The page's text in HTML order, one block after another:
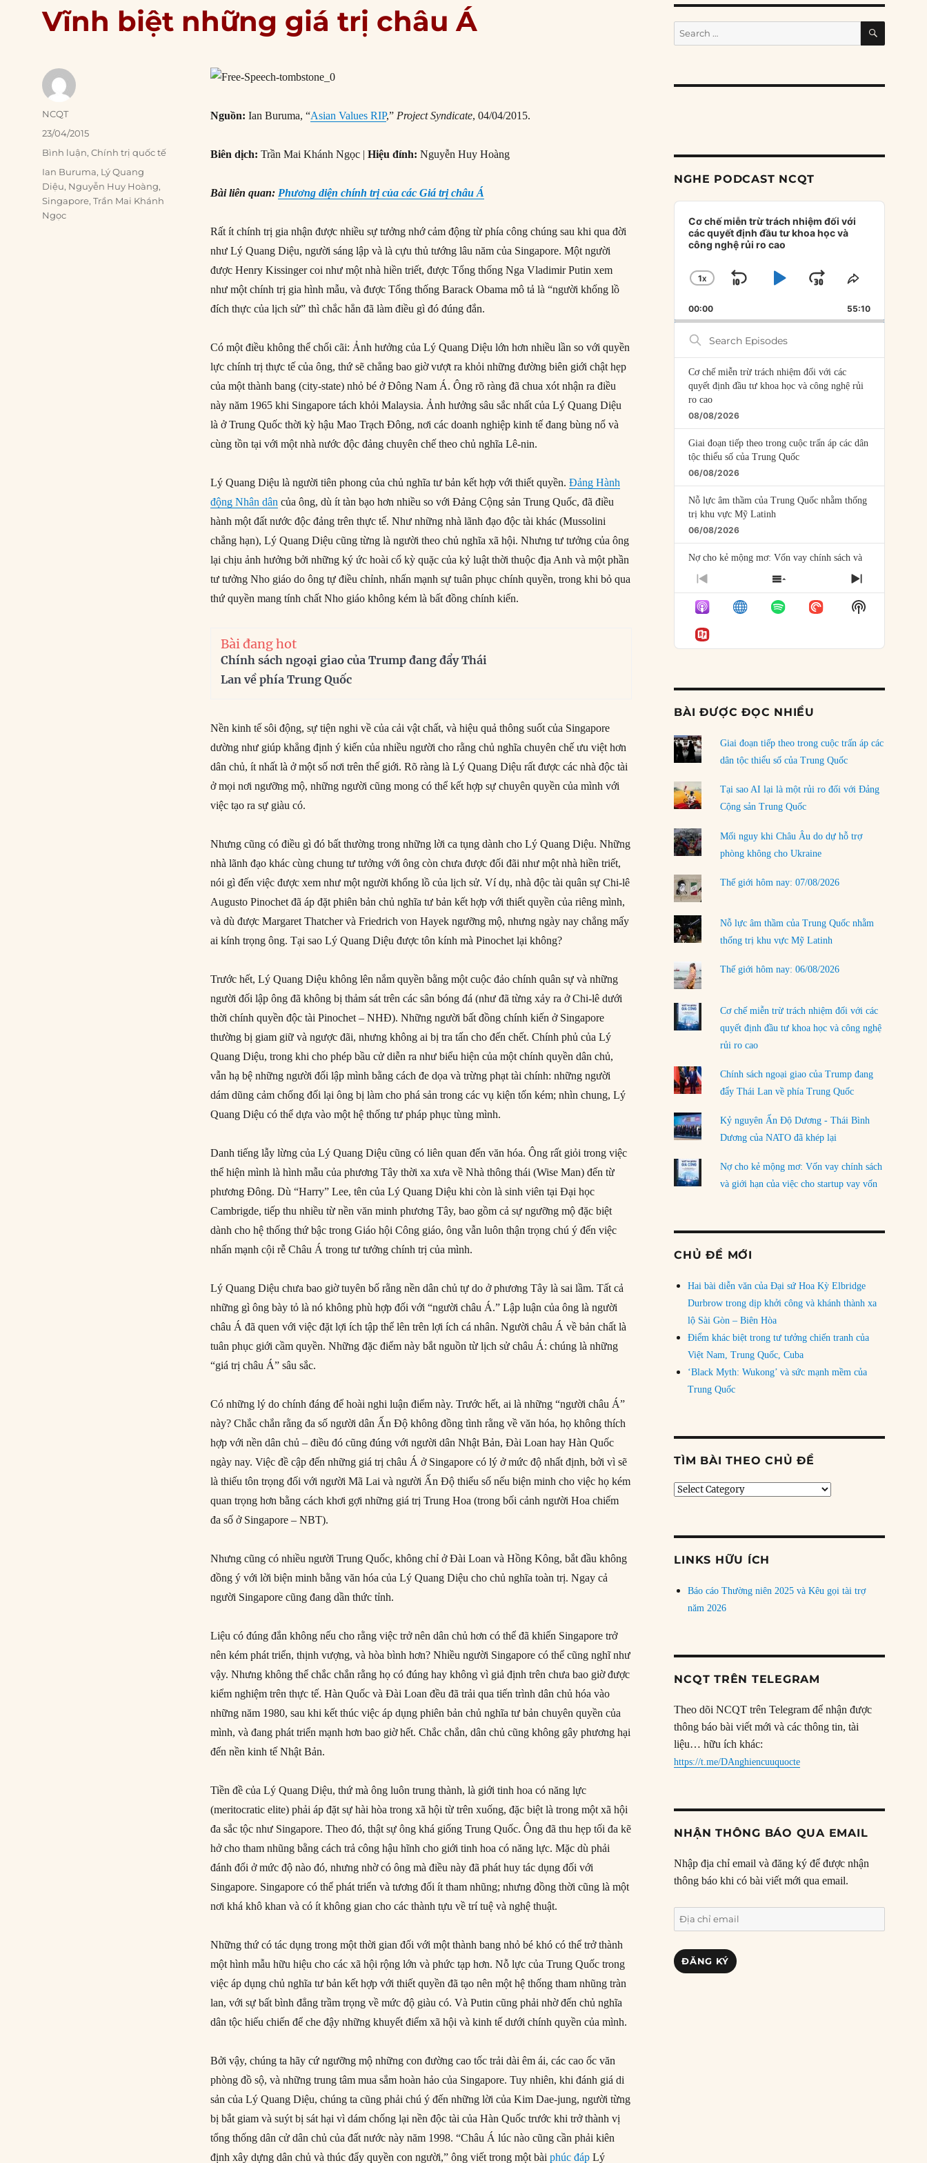
Vĩnh biệt những giá trị châu Á
Nguồn: Ian Buruma, “Asian Values RIP,”Project Syndicate, 04/04/2015.
Biên dịch: Trần Mai Khánh Ngọc |Hiệu đính: Nguyễn Huy Hoàng
Bài liên quan:Phương diện chính trị của các Giá trị châu Á
Rất ít chính trị gia nhận được nhiều sự tưởng nhớ cảm động từ phía công chúng sau khi qua đời
như Lý Quang Diệu, người sáng lập và là cựu thủ tướng lâu năm của Singapore. Một người
được Henry Kissinger coi như một nhà hiền triết, được Tổng thống Nga Vladimir Putin xem
như một chính trị gia hình mẫu, và được Tổng thống Barack Obama mô tả là “người khổng lồ
đích thực của lịch sử” thì chắc hẳn đã làm điều gì đó đúng đắn.
Có một điều không thể chối cãi: Ảnh hưởng của Lý Quang Diệu lớn hơn nhiều lần so với quyền
lực chính trị thực tế của ông, thứ sẽ chẳng bao giờ vượt ra khỏi những đường biên giới chật hẹp
của một thành bang (city-state) nhỏ bé ở Đông Nam Á. Ông rõ ràng đã chua xót nhận ra điều
này năm 1965 khi Singapore tách khỏi Malaysia. Ảnh hưởng sâu sắc nhất của Lý Quang Diệu
là ở Trung Quốc thời kỳ hậu Mao Trạch Đông, nơi các doanh nghiệp kinh tế đang bùng nổ và
cùng tồn tại với một nhà nước độc đảng chuyên chế theo chủ nghĩa Lê-nin.
Lý Quang Diệu là người tiên phong của chủ nghĩa tư bản kết hợp với thiết quyền.Đảng Hành
động Nhân dân của ông, dù ít tàn bạo hơn nhiều so với Đảng Cộng sản Trung Quốc, đã điều
hành một đất nước độc đảng trên thực tế. Như những nhà lãnh đạo độc tài khác (Mussolini
chẳng hạn), Lý Quang Diệu cũng từng là người theo chủ nghĩa xã hội. Nhưng tư tưởng của ông
lại chịu ảnh hưởng bởi những ký ức hoài cổ kỳ quặc của kỷ luật thời thuộc địa Anh và một phần
tư tưởng Nho giáo do ông tự điều chỉnh, nhấn mạnh sự tuân phục chính quyền, trong khi bỏ qua
thứ quyền mang tính chất Nho giáo không kém là bất đồng chính kiến.
Bài đang hot
Chính sách ngoại giao của Trump đang đẩy Thái
Lan về phía Trung Quốc
Nền kinh tế sôi động, sự tiện nghi về của cải vật chất, và hiệu quả thông suốt của Singapore
dường như giúp khẳng định ý kiến của nhiều người cho rằng chủ nghĩa chuyên chế ưu việt hơn
dân chủ, ít nhất là ở một số nơi trên thế giới. Rõ ràng là Lý Quang Diệu rất được các nhà độc tài
ở mọi nơi ngưỡng mộ, những người cũng mong có thể kết hợp sự chuyên quyền của mình với
việc tạo ra sự giàu có.
Nhưng cũng có điều gì đó bất thường trong những lời ca tụng dành cho Lý Quang Diệu. Những
nhà lãnh đạo khác cùng chung tư tưởng với ông còn chưa được đối đãi như một nhà hiền triết,
nói gì đến việc được xem như một người khổng lồ của lịch sử. Ví dụ, nhà độc tài quân sự Chi-lê
Augusto Pinochet đã áp đặt phiên bản chủ nghĩa tư bản kết hợp với thiết quyền của riêng mình,
và dù được Margaret Thatcher và Friedrich von Hayek ngưỡng mộ, nhưng ngày nay chẳng mấy
ai kính trọng ông. Tại sao Lý Quang Diệu được tôn kính mà Pinochet lại không?
Trước hết, Lý Quang Diệu không lên nắm quyền bằng một cuộc đảo chính quân sự và những
người đối lập ông đã không bị thảm sát trên các sân bóng đá (như đã từng xảy ra ở Chi-lê dưới
thời chính quyền độc tài Pinochet – NHĐ). Những người bất đồng chính kiến ở Singapore
thường bị giam giữ và ngược đãi, nhưng không ai bị tra tấn cho đến chết. Chính phủ của Lý
Quang Diệu, trong khi cho phép bầu cử diễn ra như biểu hiện của một chính quyền dân chủ,
vẫn hạ bệ những người đối lập mình bằng cách đe dọa và trừng phạt tài chính: những người
dám dũng cảm chống đối lại ông bị làm cho phá sản trong các vụ kiện tốn kém; nhìn chung, Lý
Quang Diệu có thể dựa vào một hệ thống tư pháp phục tùng mình.
Danh tiếng lẫy lừng của Lý Quang Diệu cũng có liên quan đến văn hóa. Ông rất giỏi trong việc
thể hiện mình là hình mẫu của phương Tây thời xa xưa về Nhà thông thái (Wise Man) đến từ
phương Đông. Dù “Harry” Lee, tên của Lý Quang Diệu khi còn là sinh viên tại Đại học
Cambrigde, tiếp thu nhiều từ nền văn minh phương Tây, bao gồm cả sự ngưỡng mộ đặc biệt
dành cho hệ thống thứ bậc trong Giáo hội Công giáo, ông vẫn luôn thận trọng chú ý đến việc
nhấn mạnh cội rễ Châu Á trong tư tưởng chính trị của mình.
Lý Quang Diệu chưa bao giờ tuyên bố rằng nền dân chủ tự do ở phương Tây là sai lầm. Tất cả
những gì ông bày tỏ là nó không phù hợp đối với “người châu Á.” Lập luận của ông là người
châu Á đã quen với việc đặt lợi ích tập thể lên trên lợi ích cá nhân. Người châu Á về bản chất là
tuân phục giới cầm quyền. Những đặc điểm này bắt nguồn từ lịch sử châu Á: chúng là những
“giá trị châu Á” sâu sắc.
Có những lý do chính đáng để hoài nghi luận điểm này. Trước hết, ai là những “người châu Á”
này? Chắc chắn rằng đa số người dân Ấn Độ không đồng tình rằng về văn hóa, họ không thích
hợp với nền dân chủ – điều đó cũng đúng với người dân Nhật Bản, Đài Loan hay Hàn Quốc
ngày nay. Việc đề cập đến những giá trị châu Á ở Singapore có lý ở mức độ nhất định, bởi vì sẽ
là thiếu tôn trọng đối với người Mã Lai và người Ấn Độ thiểu số nếu biện minh cho việc họ kém
quan trọng hơn bằng cách khơi gợi những giá trị Trung Hoa (trong bối cảnh người Hoa chiếm
đa số ở Singapore – NBT).
Nhưng cũng có nhiều người Trung Quốc, không chỉ ở Đài Loan và Hồng Kông, bắt đầu không
đồng ý với lời biện minh bằng văn hóa của Lý Quang Diệu cho chủ nghĩa toàn trị. Ngay cả
người Singapore cũng đang dần thức tỉnh.
Liệu có đúng đắn không nếu cho rằng việc trở nên dân chủ hơn có thể đã khiến Singapore trở
nên kém phát triển, thịnh vượng, và hòa bình hơn? Nhiều người Singapore có thể cũng nghĩ như
vậy. Nhưng không thể chắc chắn rằng họ có đúng hay không vì giả định trên chưa bao giờ được
kiểm nghiệm trên thực tế. Hàn Quốc và Đài Loan đều đã trải qua tiến trình dân chủ hóa vào
những năm 1980, sau khi kết thúc việc áp dụng phiên bản chủ nghĩa tư bản chuyên quyền của
mình, và đang phát triển mạnh hơn bao giờ hết. Chắc chắn, dân chủ cũng không gây phương hại
đến nền kinh tế Nhật Bản.
Tiền đề của Lý Quang Diệu, thứ mà ông luôn trung thành, là giới tinh hoa có năng lực
(meritocratic elite) phải áp đặt sự hài hòa trong xã hội từ trên xuống, đặc biệt là trong một xã hội
đa sắc tộc như Singapore. Theo đó, thật sự ông khá giống Trung Quốc. Ông đã thu hẹp tối đa kẽ
hở cho tham nhũng bằng cách trả công hậu hĩnh cho giới tinh hoa có năng lực. Mặc dù phải
đánh đổi ở mức độ nào đó, nhưng nhờ có ông mà điều này đã phát huy tác dụng đối với
Singapore. Singapore có thể phát triển và tương đối ít tham nhũng; nhưng đồng thời cũng là một
nơi khá khô khan và có ít không gian cho các thành tựu về trí tuệ và nghệ thuật.
Những thứ có tác dụng trong một thời gian đối với một thành bang nhỏ bé khó có thể trở thành
một hình mẫu hữu hiệu cho các xã hội rộng lớn và phức tạp hơn. Nỗ lực của Trung Quốc trong
việc áp dụng chủ nghĩa tư bản kết hợp với thiết quyền đã tạo nên một hệ thống tham nhũng tràn
lan, với sự bất bình đẳng trầm trọng về mức độ giàu có. Và Putin cũng phải nhờ đến chủ nghĩa
dân tộc hiếu chiến để che đậy những khuyết điểm xã hội và kinh tế dưới chính quyền của mình.
Bởi vậy, chúng ta hãy cứ ngưỡng mộ những con đường cao tốc trải dài êm ái, các cao ốc văn
phòng đồ sộ, và những trung tâm mua sắm hoàn hảo của Singapore. Tuy nhiên, khi đánh giá di
sản của Lý Quang Diệu, chúng ta cũng phải chú ý đến những lời của Kim Dae-jung, người từng
bị bắt giam và suýt bị sát hại vì dám chống lại nền độc tài của Hàn Quốc trước khi trở thành vị
tổng thống dân cử dân chủ của đất nước này năm 1998. “Châu Á lúc nào cũng cần phải kiên
định xây dựng dân chủ và thúc đẩy quyền con người,” ông viết trong một bàiphúc đáp Lý
Author
NCQT
Posted
on
23/04/2015
Categories
Bình luận,Chính trị quốc tế
Tags
Ian Buruma, Lý Quang
Diệu, Nguyễn Huy Hoàng,
Singapore,Trần Mai Khánh
Ngọc
Search
for:
SEARCH
NGHE PODCAST NCQT
Audio
Player
Cơ chế miễn trừ trách nhiệm đối với
các quyết định đầu tư khoa học và
công nghệ rủi ro cao
CHANGE
RATE
1X
SKIP
BACKWARD
PLAYJUMP
FORWARD
SHARE
EPISODE
00:00 55:10
Search
Episodes
Cơ chế miễn trừ trách nhiệm đối với các
quyết định đầu tư khoa học và công nghệ rủi
ro cao
08/08/2026
Giai đoạn tiếp theo trong cuộc trấn áp các dân
tộc thiểu số của Trung Quốc
06/08/2026
Nỗ lực âm thầm của Trung Quốc nhằm thống
trị khu vực Mỹ Latinh
06/08/2026
Nợ cho kẻ mộng mơ: Vốn vay chính sách và
giới hạn của việc cho startup vay vốn
Mỹ Latinh đang trở thành “phòng thí nghiệm”
của phe cánh hữu mới
04/08/2026
Ngoại trưởng Nhật Bản?
Dương
03/08/2026
Đặt cược vào thất bại: Các quỹ đầu tư mạo
hiểm quốc gia và khía cạnh chính trị của vốn
02/08/2026
Làm thế nào để kết thúc Chiến tranh Iran?
01/08/2026
Chiến lược kế tiếp của Bắc Kinh ở Biển Đông
31/07/2026
LOAD MORE
PREVIOUS
EPISODE
SHOW
EPISODES
LIST
NEXT
EPISODE
Show
Podcast
BÀI ĐƯỢC ĐỌC NHIỀU
Giai đoạn tiếp theo trong cuộc trấn áp các
dân tộc thiểu số của Trung Quốc
Tại sao AI lại là một rủi ro đối với Đảng
Cộng sản Trung Quốc
Mối nguy khi Châu Âu do dự hỗ trợ
phòng không cho Ukraine
Thế giới hôm nay: 07/08/2026
Nỗ lực âm thầm của Trung Quốc nhằm
thống trị khu vực Mỹ Latinh
Thế giới hôm nay: 06/08/2026
Cơ chế miễn trừ trách nhiệm đối với các
quyết định đầu tư khoa học và công nghệ
rủi ro cao
Chính sách ngoại giao của Trump đang
đẩy Thái Lan về phía Trung Quốc
Kỷ nguyên Ấn Độ Dương - Thái Bình
Dương của NATO đã khép lại
Nợ cho kẻ mộng mơ: Vốn vay chính sách
và giới hạn của việc cho startup vay vốn
CHỦ ĐỀ MỚI
Hai bài diễn văn của Đại sứ Hoa Kỳ Elbridge
Durbrow trong dịp khởi công và khánh thành xa
lộ Sài Gòn – Biên Hòa
Điểm khác biệt trong tư tưởng chiến tranh của
Việt Nam, Trung Quốc, Cuba
‘Black Myth: Wukong’ và sức mạnh mềm của
Trung Quốc
TÌM BÀI THEO CHỦ ĐỀ
Tìm
LINKS HỮU ÍCH
Báo cáo Thường niên 2025 và Kêu gọi tài trợ
năm 2026
NCQT TRÊN TELEGRAM
Theo dõi NCQT trên Telegram để nhận được
thông báo bài viết mới và các thông tin, tài
liệu… hữu ích khác:
https://t.me/DAnghiencuuquocte
NHẬN THÔNG BÁO QUA EMAIL
Nhập địa chỉ email và đăng ký để được nhận
thông báo khi có bài viết mới qua email.
Địa
chỉ
email
ĐĂNG KÝ